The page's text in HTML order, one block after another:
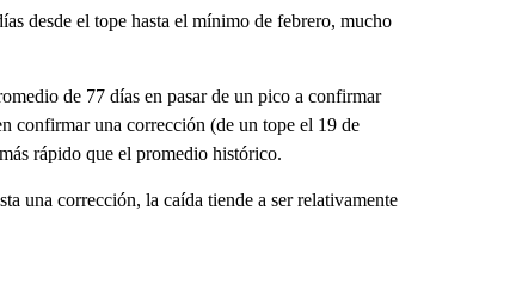
desde el tope hasta el mínimo de febrero, mucho
de 77 días en pasar de un pico a confirmar
confirmar una corrección (de un tope el 19 de
rápido que el promedio histórico.
una corrección, la caída tiende a ser relativamente